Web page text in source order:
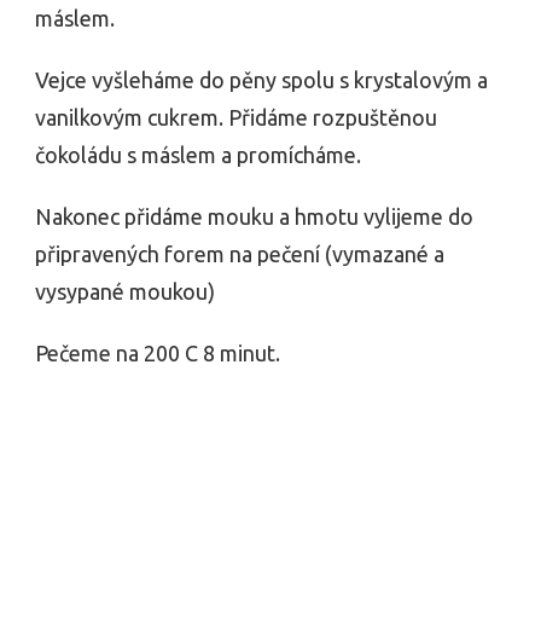
máslem.
Vejce vyšleháme do pěny spolu s krystalovým a
vanilkovým cukrem. Přidáme rozpuštěnou
čokoládu s máslem a promícháme.
Nakonec přidáme mouku a hmotu vylijeme do
připravených forem na pečení (vymazané a
vysypané moukou)
Pečeme na 200 C 8 minut.